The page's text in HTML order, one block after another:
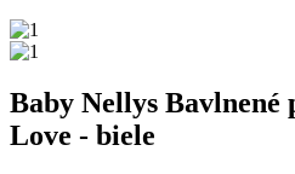
Baby Nellys Bavlnené
Love - biele